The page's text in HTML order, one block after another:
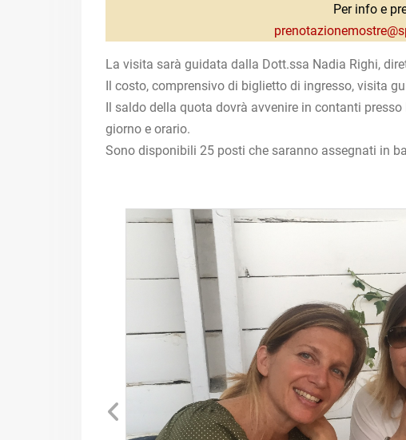
Per info e
La visita sarà guidata dalla Dott.ssa Nadia Righi,
Il costo, comprensivo di biglietto di ingresso, visita
Il saldo della quota dovrà avvenire in contanti
giorno e orario.
Sono disponibili 25 posti che saranno assegnati in